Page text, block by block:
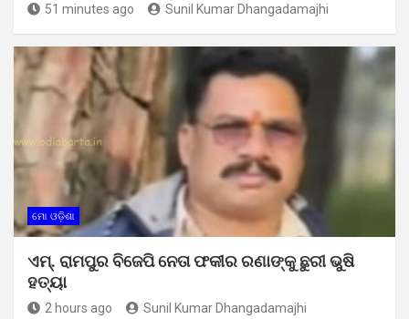
51 minutes ago Sunil Kumar Dhangadamajhi
ମୋ ଓଡ଼ିଶା
ଏମ୍. ରାମପୁର ବିଜେପି ନେତା ଫକୀର ରଣାଙ୍କୁ ଛୁରୀ ଭୁଷି
ହତ୍ୟା
2 hours ago Sunil Kumar Dhangadamajhi